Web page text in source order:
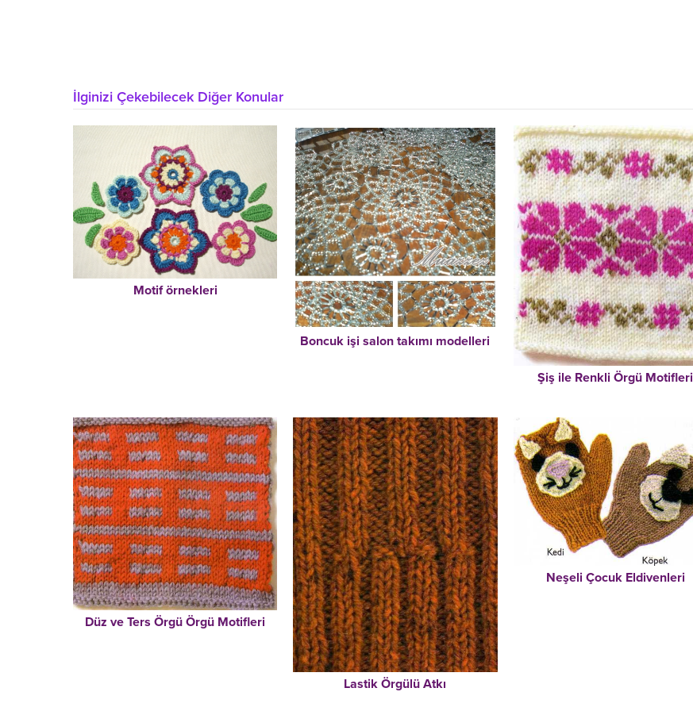
İlginizi Çekebilecek Diğer Konular
Motif örnekleri
Boncuk işi salon takımı modelleri
Şiş ile Renkli Örgü Motifleri
Düz ve Ters Örgü Örgü Motifleri
Lastik Örgülü Atkı
Neşeli Çocuk Eldivenleri